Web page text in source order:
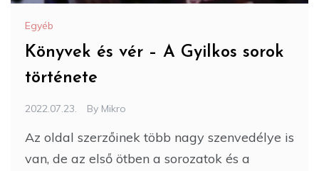
Egyéb
Könyvek és vér – A Gyilkos sorok
története
2022.07.23. By Mikro
Az oldal szerzőinek több nagy szenvedélye is
van, de az első ötben a sorozatok és a